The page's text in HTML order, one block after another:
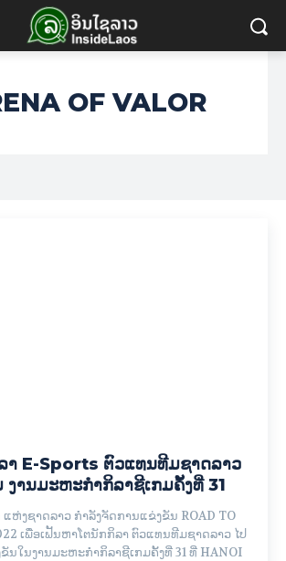
OF VALOR
າ E-Sports ຕົວແທນທີມຊາດລາວ
ງານມະຫະກຳກິລາຊີເກມຄັ້ງທີ່ 31
ຫ່ງຊາດລາວ ກຳລັງຈັດການແຂ່ງຂັນ ROAD TO
ເພື່ອເຟັ້ນຫາໂຕນັກກິລາ ຕົວແທນທີມຊາດລາວ ໄປ
ນໃນງານມະຫະກຳກິລາຊີເກມຄັ້ງທີ່ 31 ທີ່ HANOI